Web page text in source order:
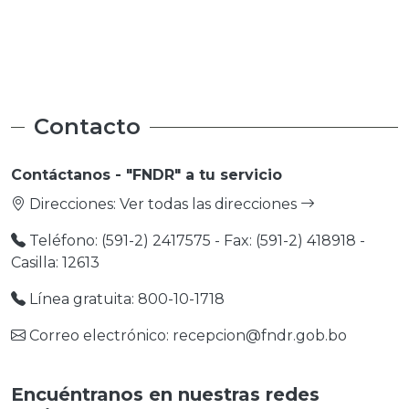
Contacto
Contáctanos - "FNDR" a tu servicio
Direcciones: Ver todas las direcciones
Teléfono: (591-2) 2417575 - Fax: (591-2) 418918 -
Casilla: 12613
Línea gratuita: 800-10-1718
Correo electrónico: recepcion@fndr.gob.bo
Encuéntranos en nuestras redes